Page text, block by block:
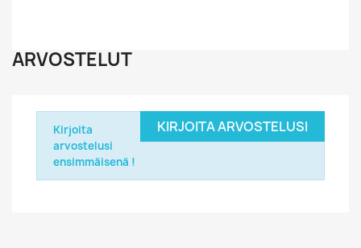
ARVOSTELUT
KIRJOITA ARVOSTELUSI
Kirjoita
arvostelusi
ensimmäisenä !